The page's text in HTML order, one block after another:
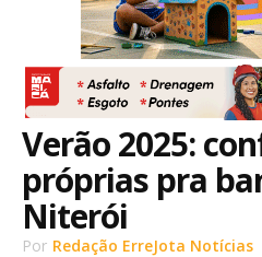
Verão 2025:
próprias pra
Niterói
Por Redação ErreJota Notícias